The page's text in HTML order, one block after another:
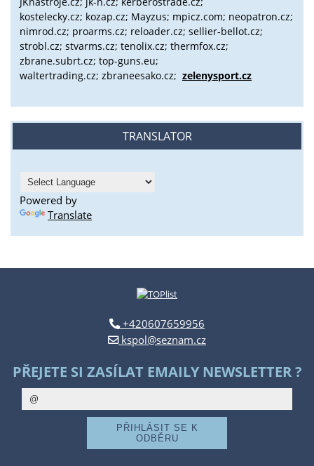
kostelecky.cz; kozap.cz; Mayzus; mpicz.com; neopatron.cz;
nimrod.cz; proarms.cz; reloader.cz; sellier-bellot.cz;
strobl.cz; stvarms.cz; tenolix.cz; thermfox.cz;
zbrane.subrt.cz; top-guns.eu;
waltertrading.cz; zbraneesako.cz; zelenysport.cz
TRANSLATOR
Powered by
Translate
+420607659956
kspol@seznam.cz
PŘEJETE SI ZASÍLAT EMAILY NEWSLETTER ?